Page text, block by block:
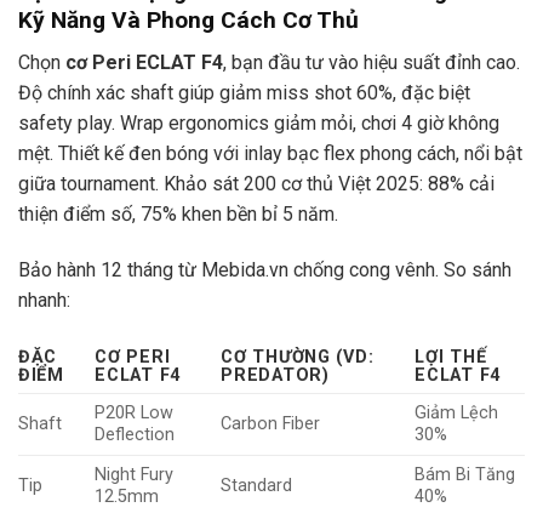
Kỹ Năng Và Phong Cách Cơ Thủ
Chọn cơ Peri ECLAT F4, bạn đầu tư vào hiệu suất đỉnh cao.
Độ chính xác shaft giúp giảm miss shot 60%, đặc biệt
safety play. Wrap ergonomics giảm mỏi, chơi 4 giờ không
mệt. Thiết kế đen bóng với inlay bạc flex phong cách, nổi bật
giữa tournament. Khảo sát 200 cơ thủ Việt 2025: 88% cải
thiện điểm số, 75% khen bền bỉ 5 năm.
Bảo hành 12 tháng từ Mebida.vn chống cong vênh. So sánh
nhanh:
ĐẶC
ĐIỂM
CƠ PERI
ECLAT F4
CƠ THƯỜNG (VD:
PREDATOR)
LỢI THẾ
ECLAT F4
Shaft
P20R Low
Deflection
Carbon Fiber
Giảm Lệch
30%
Tip
Night Fury
12.5mm
Standard
Bám Bi Tăng
40%